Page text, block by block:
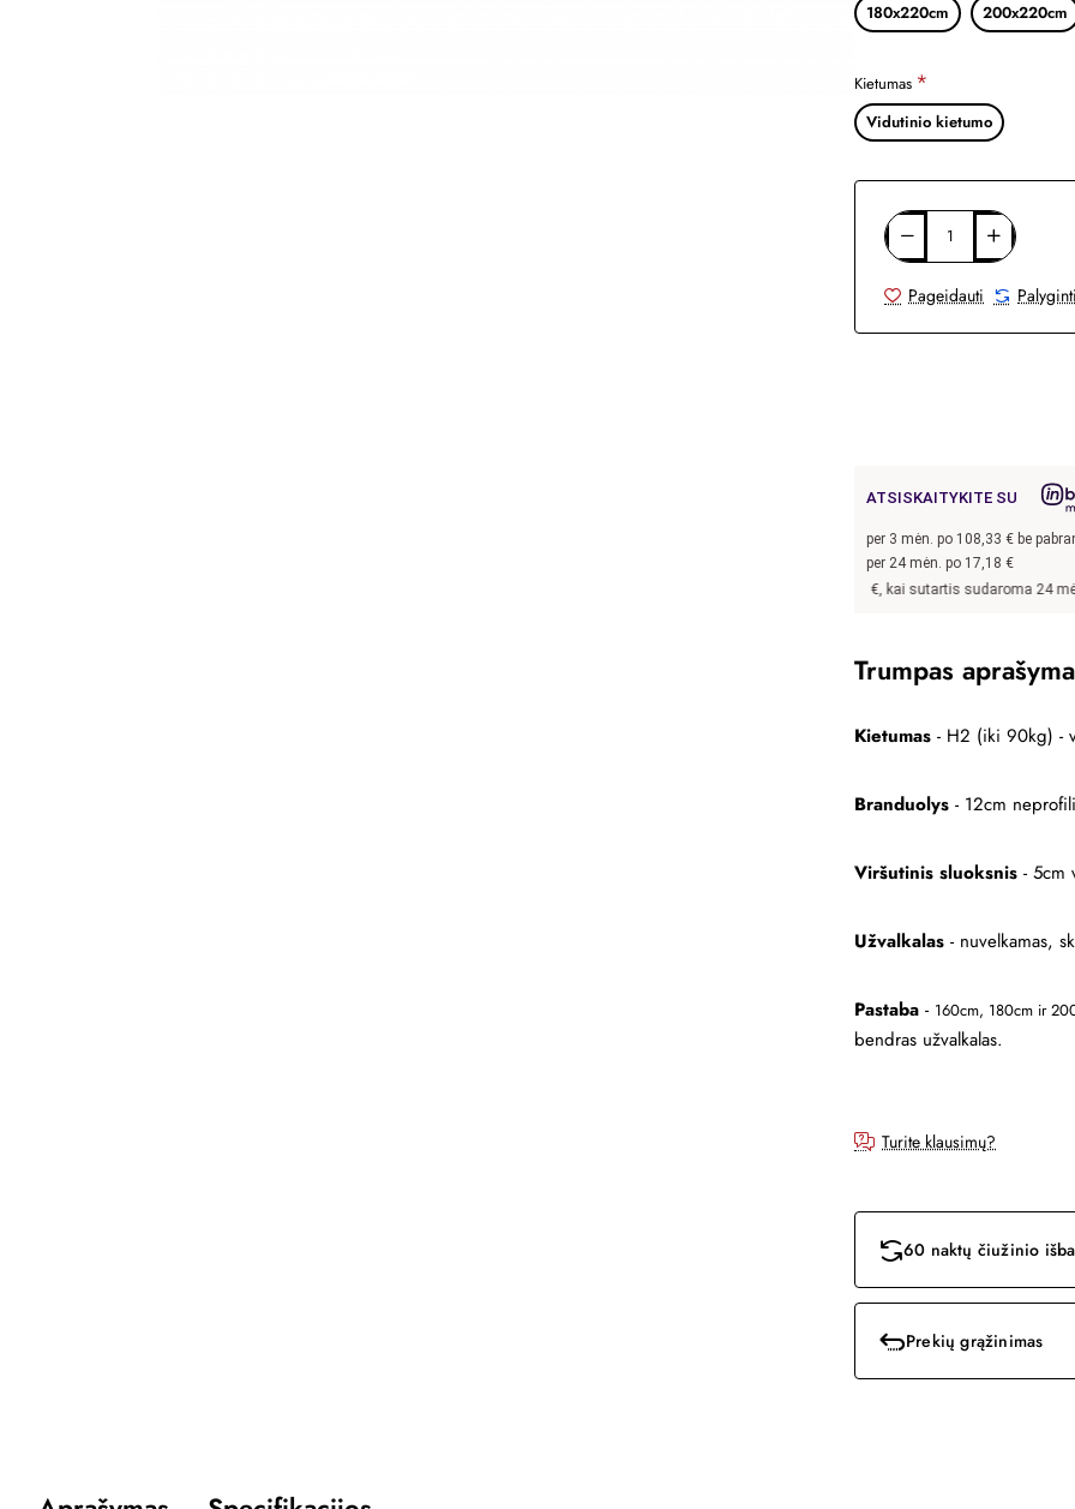
180x220cm 200x220cm
Kietumas
Vidutinio kietumo
Pageidauti
ATSISKAITYKITE SU
per 3 mėn. po 108,33 € be
per 24 mėn. po 17,18 €
€, kai sutartis sudaroma 24 mėn. terminui,
Trumpas
Kietumas - H2 (iki 90kg) -
Branduolys - 12cm
Viršutinis sluoksnis - 5cm
Užvalkalas - nuvelkamas,
Pastaba - 160cm, 180cm ir
bendras užvalkalas.
Turite klausimų?
60 naktų čiužinio
Prekių grąžinimas